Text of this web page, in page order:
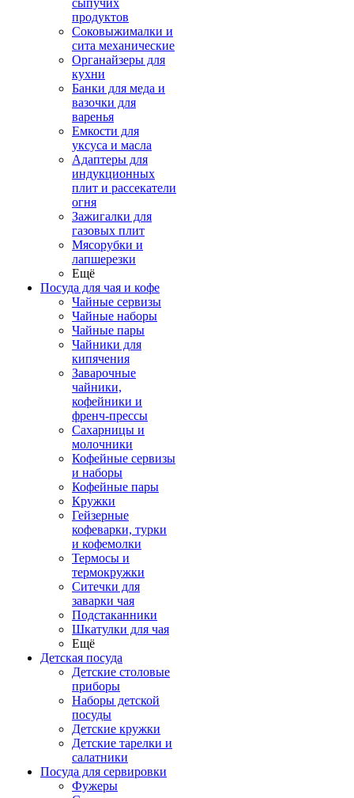
сыпучих
продуктов
Соковыжималки и
сита механические
Органайзеры для
кухни
Банки для меда и
вазочки для
варенья
Емкости для
уксуса и масла
Адаптеры для
индукционных
плит и рассекатели
огня
Зажигалки для
газовых плит
Мясорубки и
лапшерезки
Ещё
Посуда для чая и кофе
Чайные сервизы
Чайные наборы
Чайные пары
Чайники для
кипячения
Заварочные
чайники,
кофейники и
френч-прессы
Сахарницы и
молочники
Кофейные сервизы
и наборы
Кофейные пары
Кружки
Гейзерные
кофеварки, турки
и кофемолки
Термосы и
термокружки
Ситечки для
заварки чая
Подстаканники
Шкатулки для чая
Ещё
Детская посуда
Детские столовые
приборы
Наборы детской
посуды
Детские кружки
Детские тарелки и
салатники
Посуда для сервировки
Фужеры